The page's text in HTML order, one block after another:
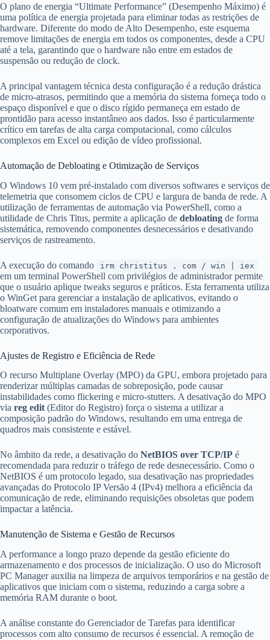
O plano de energia “Ultimate Performance” (Desempenho Máximo) é
uma política de energia projetada para eliminar todas as restrições de
hardware. Diferente do modo de Alto Desempenho, este esquema
remove limitações de energia em todos os componentes, desde a CPU
até a tela, garantindo que o hardware não entre em estados de
suspensão ou redução de clock.
A principal vantagem técnica desta configuração é a redução drástica
de micro-atrasos, permitindo que a memória do sistema forneça todo o
espaço disponível e que o disco rígido permaneça em estado de
prontidão para acesso instantâneo aos dados. Isso é particularmente
crítico em tarefas de alta carga computacional, como cálculos
complexos em Excel ou edição de vídeo profissional.
Automação de Debloating e Otimização de Serviços
O Windows 10 vem pré-instalado com diversos softwares e serviços de
telemetria que consomem ciclos de CPU e largura de banda de rede. A
utilização de ferramentas de automação via PowerShell, como a
utilidade de Chris Titus, permite a aplicação de debloating de forma
sistemática, removendo componentes desnecessários e desativando
serviços de rastreamento.
A execução do comando irm christitus . com / win | iex
em um terminal PowerShell com privilégios de administrador permite
que o usuário aplique tweaks seguros e práticos. Esta ferramenta utiliza
o WinGet para gerenciar a instalação de aplicativos, evitando o
bloatware comum em instaladores manuais e otimizando a
configuração de atualizações do Windows para ambientes
corporativos.
Ajustes de Registro e Eficiência de Rede
O recurso Multiplane Overlay (MPO) da GPU, embora projetado para
renderizar múltiplas camadas de sobreposição, pode causar
instabilidades como flickering e micro-stutters. A desativação do MPO
via reg edit (Editor do Registro) força o sistema a utilizar a
composição padrão do Windows, resultando em uma entrega de
quadros mais consistente e estável.
No âmbito da rede, a desativação do NetBIOS over TCP/IP é
recomendada para reduzir o tráfego de rede desnecessário. Como o
NetBIOS é um protocolo legado, sua desativação nas propriedades
avançadas do Protocolo IP Versão 4 (IPv4) melhora a eficiência da
comunicação de rede, eliminando requisições obsoletas que podem
impactar a latência.
Manutenção de Sistema e Gestão de Recursos
A performance a longo prazo depende da gestão eficiente do
armazenamento e dos processos de inicialização. O uso do Microsoft
PC Manager auxilia na limpeza de arquivos temporários e na gestão de
aplicativos que iniciam com o sistema, reduzindo a carga sobre a
memória RAM durante o boot.
A análise constante do Gerenciador de Tarefas para identificar
processos com alto consumo de recursos é essencial. A remoção de